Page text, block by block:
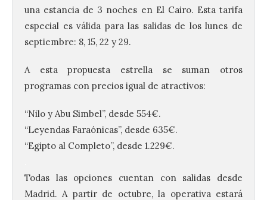
una estancia de 3 noches en El Cairo. Esta tarifa
especial es válida para las salidas de los lunes de
septiembre: 8, 15, 22 y 29.
A esta propuesta estrella se suman otros
programas con precios igual de atractivos:
“Nilo y Abu Simbel”, desde 554€.
“Leyendas Faraónicas”, desde 635€.
“Egipto al Completo”, desde 1.229€.
Todas las opciones cuentan con salidas desde
Madrid. A partir de octubre, la operativa estará